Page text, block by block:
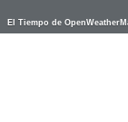
El Tiempo de